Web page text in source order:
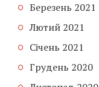
Березень 2021
Лютий 2021
Січень 2021
Грудень 2020